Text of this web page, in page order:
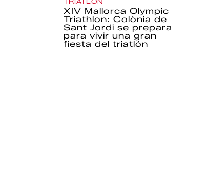
XIV Mallorca Olympic
Triathlon: Colònia de
Sant Jordi se prepara
para vivir una gran
fiesta del triatlón